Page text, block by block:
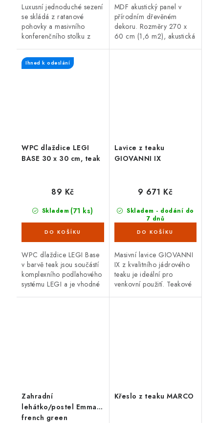
Luxusní jednoduché sezení
se skládá z ratanové
pohovky a masivního
konferenčního stolku z
Ratan a teakové dřevo
jsou nejen velice krásné,
MDF akustický panel v
přírodním dřevěném
dekoru. Rozměry 270 x
60 cm (1,6 m2), akustická
WPC dlaždice LEGI
BASE 30 x 30 cm, teak
Ihned k odeslání
Skladem (71 ks)
89 Kč
WPC dlaždice LEGI Base
v barvě teak jsou součástí
komplexního podlahového
systému LEGI a je vhodné
Lavice z teaku
GIOVANNI IX
Skladem - dodání do
7 dnů
(4 ks)
9 671 Kč
Masivní lavice GIOVANNI
IX z kvalitního jádrového
teaku je ideální pro
venkovní použití. Teakové
Zahradní
lehátko/postel Emma,
french green
Křeslo z teaku MARCO